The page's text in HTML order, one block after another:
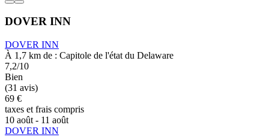
DOVER INN
DOVER INN
À 1,7 km de : Capitole de l'état du Delaware
7,2/10
Bien
(31 avis)
69 €
taxes et frais compris
10 août - 11 août
DOVER INN